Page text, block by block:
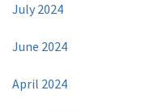
July 2024
June 2024
April 2024